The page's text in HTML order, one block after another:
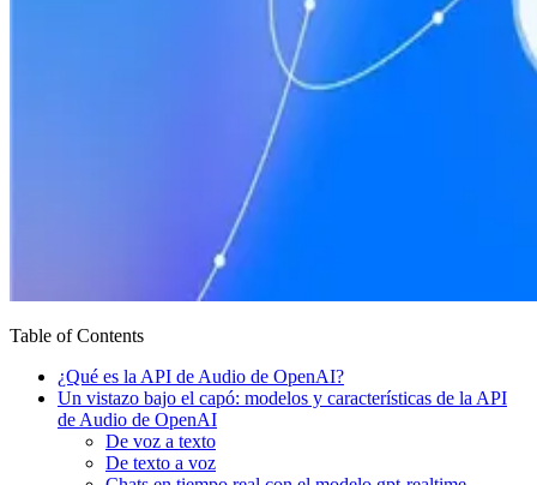
Table of Contents
¿Qué es la API de Audio de OpenAI?
Un vistazo bajo el capó: modelos y características de la API
de Audio de OpenAI
De voz a texto
De texto a voz